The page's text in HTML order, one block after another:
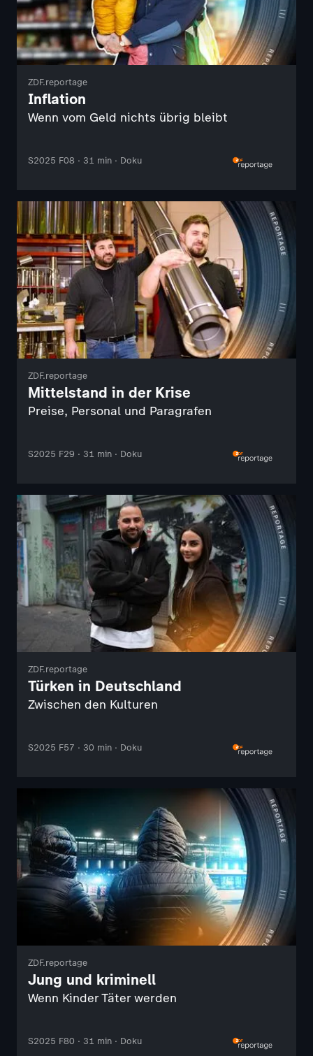
ZDF.reportage
Inflation
Wenn vom Geld nichts übrig bleibt
S2025 F08 · 31 min · Doku
ZDF.reportage
Mittelstand in der Krise
Preise, Personal und Paragrafen
S2025 F29 · 31 min · Doku
ZDF.reportage
Türken in Deutschland
Zwischen den Kulturen
S2025 F57 · 30 min · Doku
ZDF.reportage
Jung und kriminell
Wenn Kinder Täter werden
S2025 F80 · 31 min · Doku